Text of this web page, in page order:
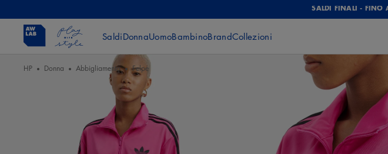
SALDI FINALI - FINO
SaldiDonnaUomoBambinoBrandCollezioni
HP Donna Abbigliamento Felpe